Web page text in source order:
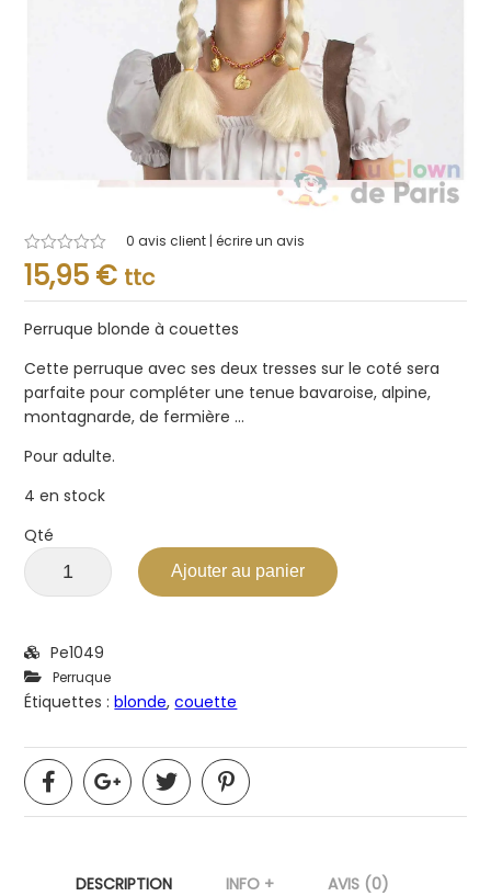
Note
0.001
sur
0 avis client | écrire un avis
15,95 € ttc
Perruque blonde à couettes
Cette perruque avec ses deux tresses sur le coté sera
parfaite pour compléter une tenue bavaroise, alpine,
montagnarde, de fermière …
Pour adulte.
4 en stock
Qté
Ajouter au panier
Pe1049
Perruque
Étiquettes :blonde,couette
DESCRIPTION INFO + AVIS (0)